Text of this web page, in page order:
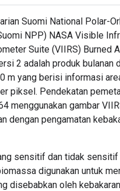
Suomi National Polar-
NPP) NASA Visible
Suite (VIIRS) Burned
2 adalah produk bulanan
m yang berisi informasi
piksel. Pendekatan
menggunakan gambar
dengan pengamatan
sensitif dan tidak sensitif
digunakan untuk
disebabkan oleh